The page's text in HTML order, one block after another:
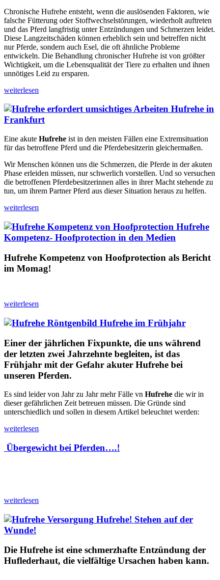
Chronische Hufrehe entsteht, wenn die auslösenden Faktoren, wie
falsche Fütterung oder Stoffwechselstörungen, wiederholt auftreten
und das Pferd langfristig unter Entzündungen und Schmerzen leidet.
Diese Langzeitschäden können erheblich sein und betreffen nicht
nur Pferde, sondern auch Esel, die oft ähnliche Probleme
entwickeln. Die Behandlung chronischer Hufrehe ist von größter
Wichtigkeit, um die Lebensqualität der Tiere zu erhalten und ihnen
unnötiges Leid zu ersparen.
weiterlesen
Hufrehe in
Frankfurt
Eine akute Hufrehe ist in den meisten Fällen eine Extremsituation
für das betroffene Pferd und die Pferdebesitzerin gleichermaßen.
Wir Menschen können uns die Schmerzen, die Pferde in der akuten
Phase erleiden müssen, nur schwerlich vorstellen. Und so versuchen
die betroffenen Pferdebesitzerinnen alles in ihrer Macht stehende zu
tun, um ihrem Partner Pferd aus dieser Situation heraus zu helfen.
weiterlesen
Hufrehe
Kompetenz- Hoofprotection in den Medien
Hufrehe Kompetenz von Hoofprotection als Bericht
im Momag!
weiterlesen
Hufrehe im Frühjahr
Einer der jährlichen Fixpunkte, die uns während
der letzten zwei Jahrzehnte begleiten, ist das
Frühjahr mit der Gefahr akuter Hufrehe bei
unseren Pferden.
Es sind leider von Jahr zu Jahr mehr Fälle vn Hufrehe die wir in
dieser gefährlichen Zeit betreuen müssen. Die Gründe sind
unterschiedlich und sollen in diesem Artikel beleuchtet werden:
weiterlesen
Übergewicht bei Pferden….!
weiterlesen
Hufrehe! Stehen auf der
Wunde!
Die Hufrehe ist eine schmerzhafte Entzündung der
Huflederhaut, die vielfältige Ursachen haben kann.